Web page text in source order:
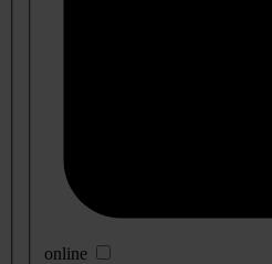
online